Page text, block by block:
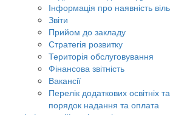
Інформація про наявність
Звіти
Прийом до закладу
Стратегія розвитку
Територія обслуговування
Фінансова звітність
Вакансії
Перелік додаткових освітніх
порядок надання та оплата